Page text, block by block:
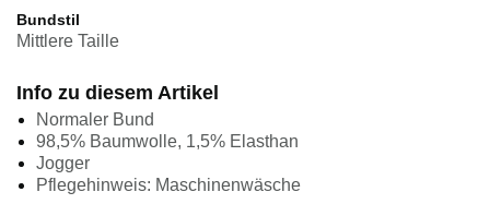
Bundstil
Mittlere Taille
Info zu diesem Artikel
Normaler Bund
98,5% Baumwolle, 1,5% Elasthan
Jogger
Pflegehinweis: Maschinenwäsche